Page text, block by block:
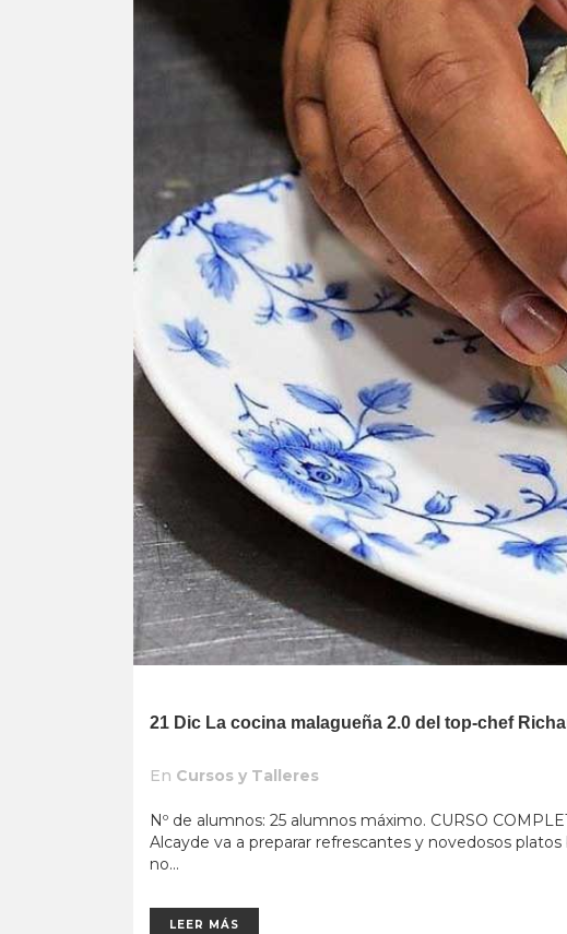
21 Dic La cocina malagueña 2.0 del top-chef
En Cursos y Talleres
Nº de alumnos: 25 alumnos máximo. CURSO
Alcayde va a preparar refrescantes y novedosos
no...
LEER MÁS